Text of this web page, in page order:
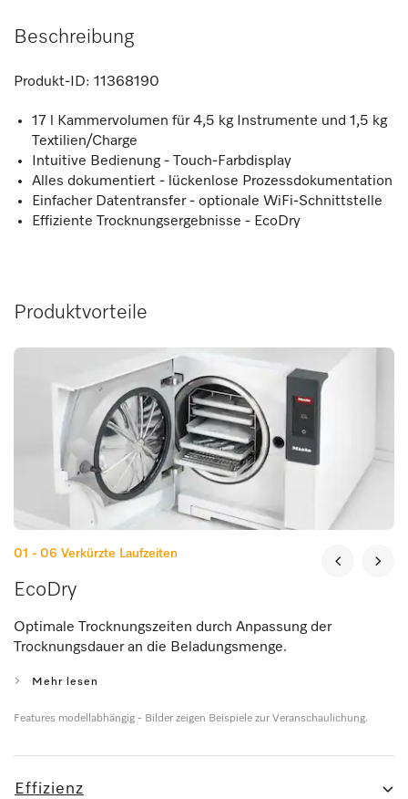
Beschreibung
Produkt-ID: 11368190
17 l Kammervolumen für 4,5 kg Instrumente und 1,5 kg
Textilien/Charge
Intuitive Bedienung - Touch-Farbdisplay
Alles dokumentiert - lückenlose Prozessdokumentation
Einfacher Datentransfer - optionale WiFi-Schnittstelle
Effiziente Trocknungsergebnisse - EcoDry
Produktvorteile
01 - 06 Verkürzte Laufzeiten
EcoDry
Optimale Trocknungszeiten durch Anpassung der
Trocknungsdauer an die Beladungsmenge.
Mehr lesen
Features modellabhängig - Bilder zeigen Beispiele zur Veranschaulichung.
Effizienz